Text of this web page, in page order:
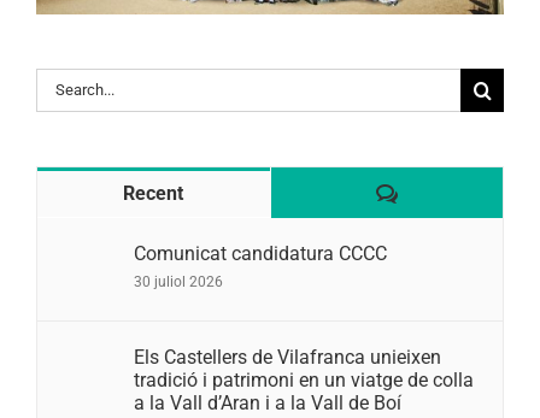
Search
for:
Recent Comentaris
Comunicat candidatura CCCC
30 juliol 2026
Els Castellers de Vilafranca unieixen
tradició i patrimoni en un viatge de colla
a la Vall d’Aran i a la Vall de Boí